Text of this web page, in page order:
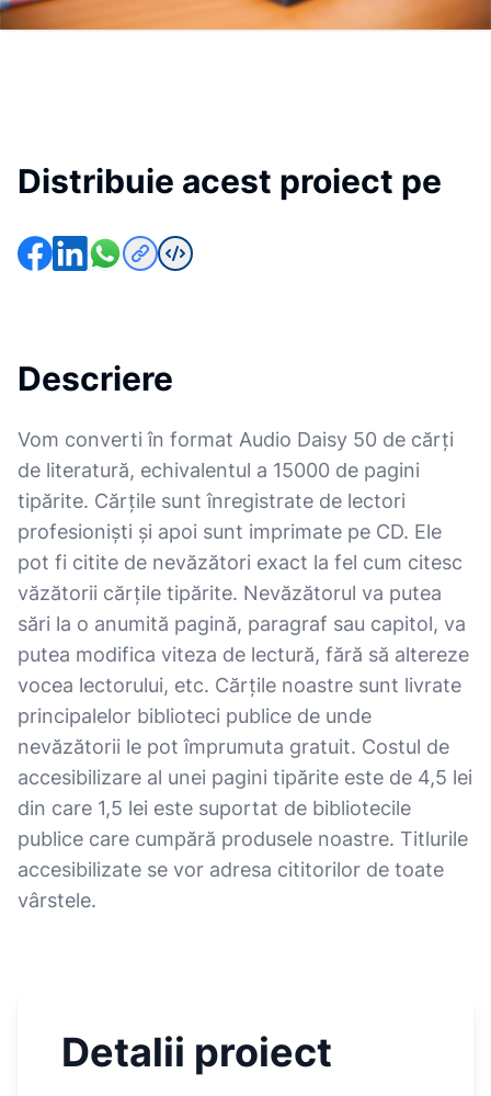
Distribuie acest proiect pe
Descriere
Vom converti în format Audio Daisy 50 de cărți
de literatură, echivalentul a 15000 de pagini
tipărite. Cărțile sunt înregistrate de lectori
profesioniști și apoi sunt imprimate pe CD. Ele
pot fi citite de nevăzători exact la fel cum citesc
văzătorii cărțile tipărite. Nevăzătorul va putea
sări la o anumită pagină, paragraf sau capitol, va
putea modifica viteza de lectură, fără să altereze
vocea lectorului, etc. Cărțile noastre sunt livrate
principalelor biblioteci publice de unde
nevăzătorii le pot împrumuta gratuit. Costul de
accesibilizare al unei pagini tipărite este de 4,5 lei
din care 1,5 lei este suportat de bibliotecile
publice care cumpără produsele noastre. Titlurile
accesibilizate se vor adresa cititorilor de toate
vârstele.
Detalii proiect